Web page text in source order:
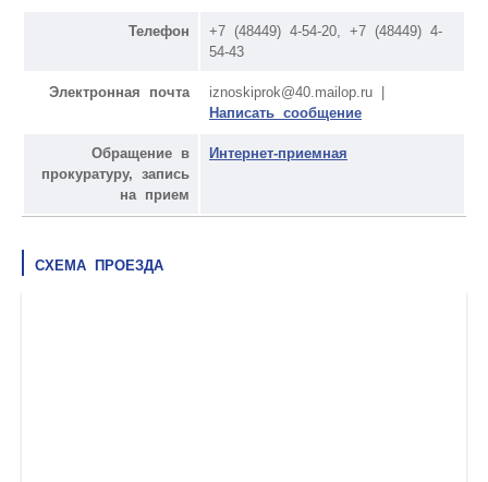
Телефон
+7 (48449) 4-54-20, +7 (48449) 4-
54-43
Электронная почта
iznoskiprok@40.mailop.ru |
Написать сообщение
Обращение в
прокуратуру, запись
на прием
Интернет-приемная
СХЕМА ПРОЕЗДА